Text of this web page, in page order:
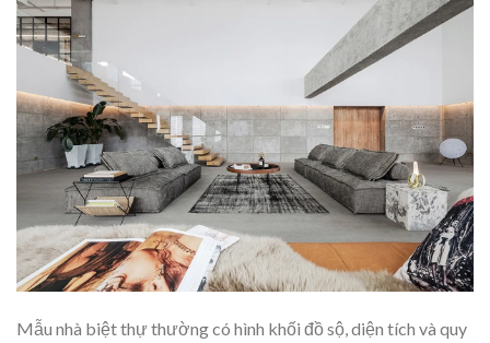
Mẫu nhà biệt thự thường có hình khối đồ sộ, diện tích và quy